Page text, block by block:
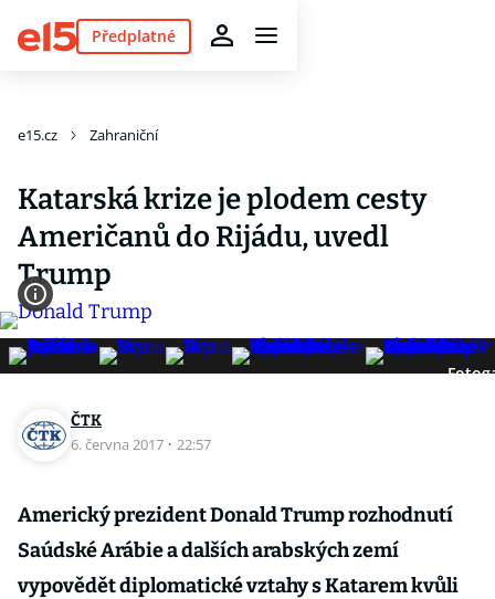
Předplatné
e15.cz Zahraniční
Katarská krize je plodem cesty
Američanů do Rijádu, uvedl
Trump
ČTK
6. června 2017 · 22:57
Americký prezident Donald Trump rozhodnutí
Saúdské Arábie a dalších arabských zemí
vypovědět diplomatické vztahy s Katarem kvůli